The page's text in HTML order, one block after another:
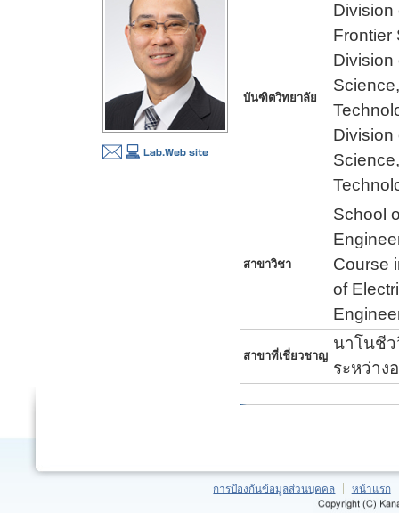
บันฑิตวิทยาลัย
Division
Frontier
Division
Division
สาขาวิชา
School
Course
of
สาขาที่เชี่ยวชาญ
นาโนชีว
ระหว่าง
การป้องกันข้อมูลส่วนบุคคล หน้าแรก